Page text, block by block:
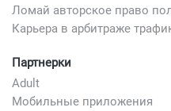
Партнерки
Adult
Мобильные приложения